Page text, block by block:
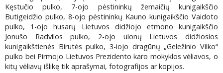
Kęstučio pulko, 7-ojo pėstininkų žemaičių kunigaikščio
Butigeidžio pulko, 8-ojo pėstininkų Kauno kunigaikščio Vaidoto
pulko, 1-ojo husarų Lietuvos didžiojo etmono kunigaikščio
Jonušo Radvilos pulko, 2-ojo ulonų Lietuvos didžiosios
kunigaikštienės Birutės pulko, 3-iojo dragūnų „Geležinio Vilko“
pulko bei Pirmojo Lietuvos Prezidento karo mokyklos vėliavos, o
kitų vėliavų išlikę tik aprašymai, fotografijos ar kopijos.